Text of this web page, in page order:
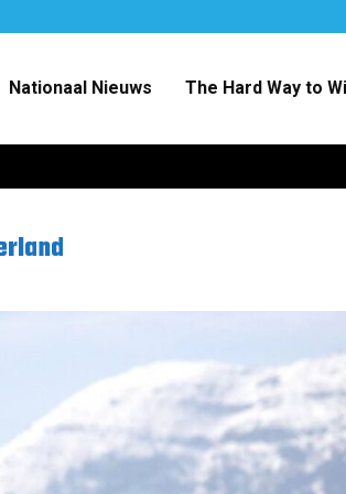
Nationaal Nieuws The Hard Way to